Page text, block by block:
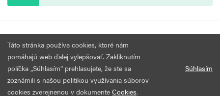
Všetky práva vyhradené.
Táto stránka používa cookies, ktoré nám
pomáhajú web ďalej vylepšovať. Zakliknutím
políčka „Súhlasím“ prehlasujete, že ste sa
zoznámili s našou politikou využívania súborov
cookies zverejnenou v dokumente Cookies.
Súhlasím